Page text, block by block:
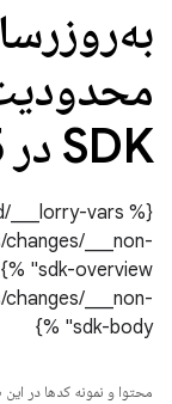
SDK در Android 15
___non-
___non-
sdk-body" %}
محتوا و نمونه کدها در